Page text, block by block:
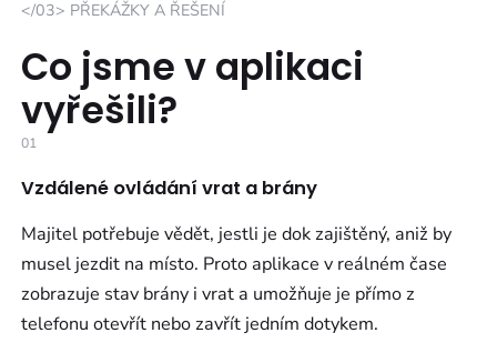
</03> PŘEKÁŽKY A ŘEŠENÍ
Co jsme v aplikaci
vyřešili?
01
Vzdálené ovládání vrat a brány
Majitel potřebuje vědět, jestli je dok zajištěný, aniž by
musel jezdit na místo. Proto aplikace v reálném čase
zobrazuje stav brány i vrat a umožňuje je přímo z
telefonu otevřít nebo zavřít jedním dotykem.